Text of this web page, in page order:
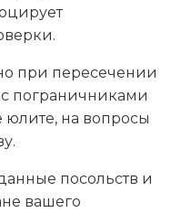
при пересечении
пограничниками
юлите, на вопросы
посольств и
вашего